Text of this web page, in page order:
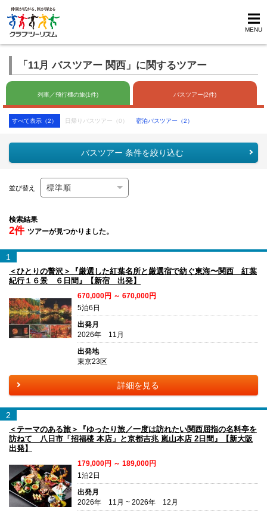
MENU
「11月 バスツアー 関西」に関するツアー
列車／飛行機の旅(1件) バスツアー(2件)
すべて表示（2） 日帰りバスツアー（0） 宿泊バスツアー（2）
バスツアー 条件を絞り込む
並び替え
検索結果
2件 ツアーが見つかりました。
1
＜ひとりの贅沢＞『厳選した紅葉名所と厳選宿で紡ぐ東海〜関西 紅葉
紀行１６景 ６日間』【新宿 出発】
670,000円 ～ 670,000円
5泊6日
出発月
2026年 11月
出発地
東京23区
詳細を見る
2
＜テーマのある旅＞『ゆったり旅／一度は訪れたい関西屈指の名料亭を
訪ねて 八日市「招福楼 本店」と京都吉兆 嵐山本店 2日間』【新大阪
出発】
179,000円 ～ 189,000円
1泊2日
出発月
2026年 11月 ~ 2026年 12月